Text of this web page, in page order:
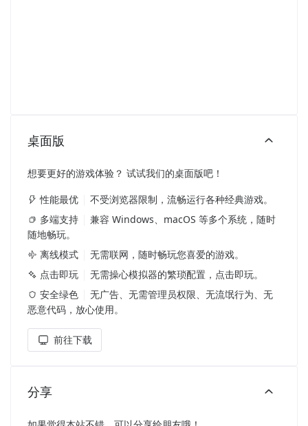
桌面版
想要更好的游戏体验？ 试试我们的桌面版吧！
性能最优
不受浏览器限制，流畅运行各种经典游戏。
多端支持
兼容 Windows、macOS 等多个系统，随时
随地畅玩。
离线模式
无需联网，随时畅玩您喜爱的游戏。
点击即玩
无需操心模拟器的繁琐配置，点击即玩。
安全绿色
无广告、无需管理员权限、无流氓行为、无
恶意代码，放心使用。
前往下载
分享